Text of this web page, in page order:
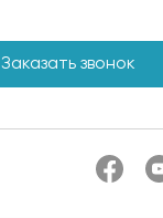
Заказать звонок